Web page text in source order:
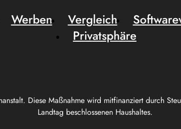
Diese Maßnahme wird mitfinanziert durch
Landtag beschlossenen Haushaltes.
Werben Vergleich
Privatsphäre